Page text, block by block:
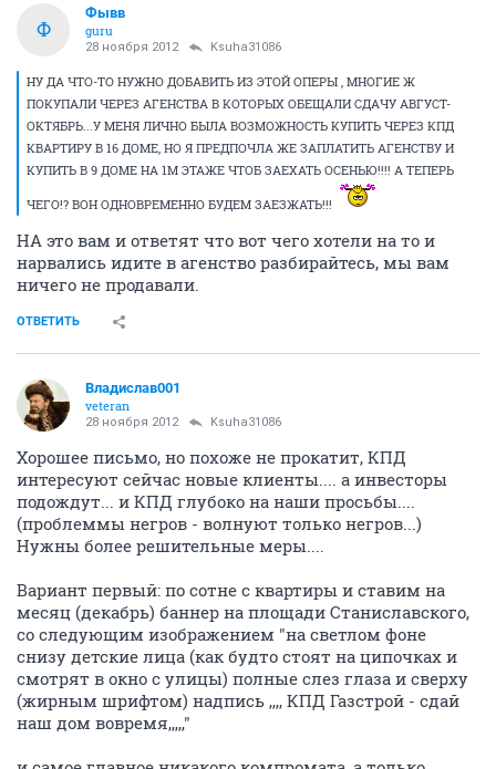
Ф
Фывв
guru
28 ноября 2012 Ksuha31086
НУ ДА ЧТО-ТО НУЖНО ДОБАВИТЬ ИЗ ЭТОЙ ОПЕРЫ , МНОГИЕ Ж
ПОКУПАЛИ ЧЕРЕЗ АГЕНСТВА В КОТОРЫХ ОБЕЩАЛИ СДАЧУ АВГУСТ-
ОКТЯБРЬ...У МЕНЯ ЛИЧНО БЫЛА ВОЗМОЖНОСТЬ КУПИТЬ ЧЕРЕЗ КПД
КВАРТИРУ В 16 ДОМЕ, НО Я ПРЕДПОЧЛА ЖЕ ЗАПЛАТИТЬ АГЕНСТВУ И
КУПИТЬ В 9 ДОМЕ НА 1М ЭТАЖЕ ЧТОБ ЗАЕХАТЬ ОСЕНЬЮ!!!! А ТЕПЕРЬ
ЧЕГО!? ВОН ОДНОВРЕМЕННО БУДЕМ ЗАЕЗЖАТЬ!!!
НА это вам и ответят что вот чего хотели на то и
нарвались идите в агенство разбирайтесь, мы вам
ничего не продавали.
ОТВЕТИТЬ
Владислав001
veteran
28 ноября 2012 Ksuha31086
Хорошее письмо, но похоже не прокатит, КПД
интересуют сейчас новые клиенты.... а инвесторы
подождут... и КПД глубоко на наши просьбы....
(проблеммы негров - волнуют только негров...)
Нужны более решительные меры....
Вариант первый: по сотне с квартиры и ставим на
месяц (декабрь) баннер на площади Станиславского,
со следующим изображением "на светлом фоне
снизу детские лица (как будто стоят на ципочках и
смотрят в окно с улицы) полные слез глаза и сверху
(жирным шрифтом) надпись ,,,, КПД Газстрой - сдай
наш дом вовремя,,,,,"